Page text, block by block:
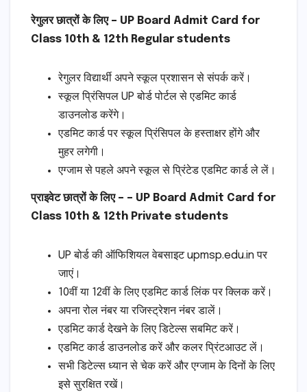
रेगुलर छात्रों के लिए – UP Board Admit Card for
Class 10th & 12th Regular students
रेगुलर विद्यार्थी अपने स्कूल प्रशासन से संपर्क करें।
स्कूल प्रिंसिपल UP बोर्ड पोर्टल से एडमिट कार्ड
डाउनलोड करेंगे।
एडमिट कार्ड पर स्कूल प्रिंसिपल के हस्ताक्षर होंगे और
मुहर लगेगी।
एग्जाम से पहले अपने स्कूल से प्रिंटेड एडमिट कार्ड ले लें।
प्राइवेट छात्रों के लिए – – UP Board Admit Card for
Class 10th & 12th Private students
UP बोर्ड की ऑफिशियल वेबसाइट upmsp.edu.in पर
जाएं।
10वीं या 12वीं के लिए एडमिट कार्ड लिंक पर क्लिक करें।
अपना रोल नंबर या रजिस्ट्रेशन नंबर डालें।
एडमिट कार्ड देखने के लिए डिटेल्स सबमिट करें।
एडमिट कार्ड डाउनलोड करें और कलर प्रिंटआउट लें।
सभी डिटेल्स ध्यान से चेक करें और एग्जाम के दिनों के लिए
इसे सुरक्षित रखें।